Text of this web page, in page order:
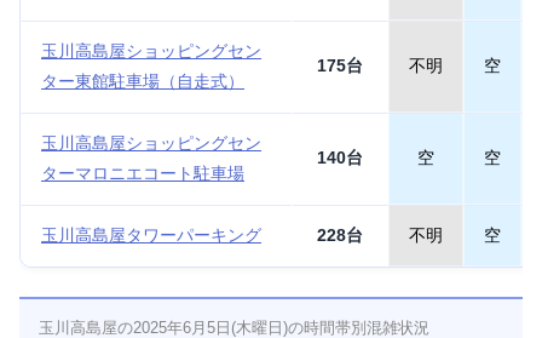
玉川高島屋ショッピングセン
ター東館駐車場（自走式）
175台 不明 空
玉川高島屋ショッピングセン
ターマロニエコート駐車場
140台 空 空
玉川高島屋タワーパーキング 228台 不明 空
玉川高島屋の2025年6月5日(木曜日)の時間帯別混雑状況